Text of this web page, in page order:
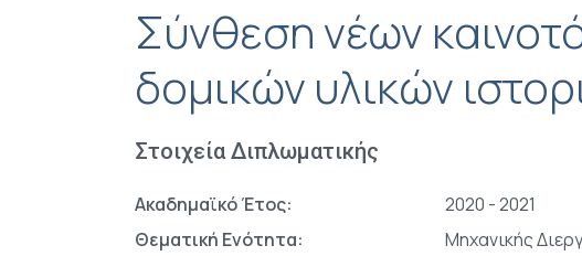
Σύνθεση νέων
δομικών υλικών
Στοιχεία Διπλωματικής
Ακαδημαϊκό Έτος:
2020 - 2021
Θεματική Ενότητα:
Μηχανικής